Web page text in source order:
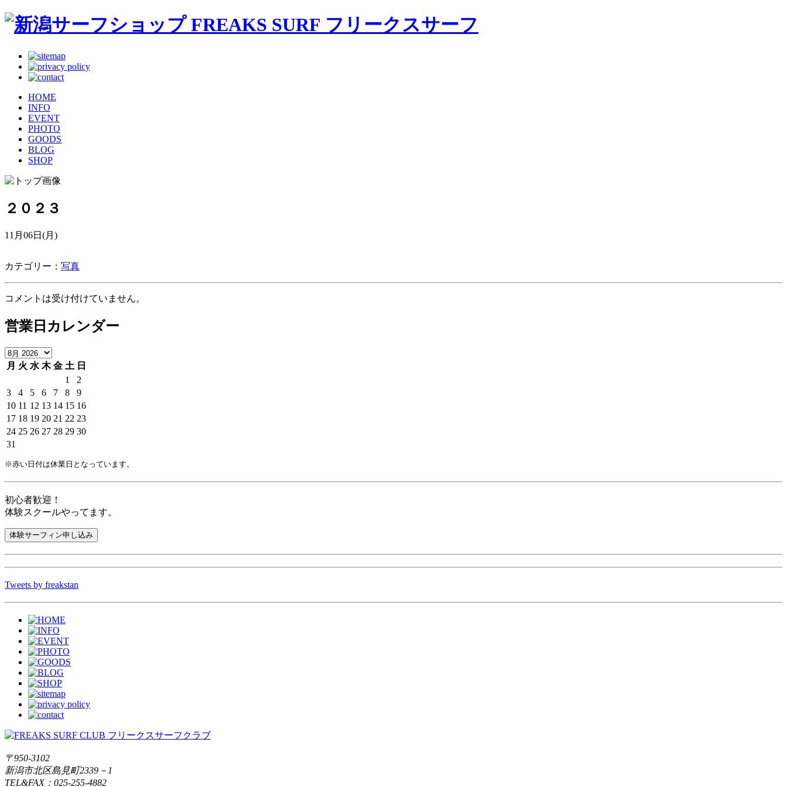
HOME
INFO
EVENT
PHOTO
GOODS
BLOG
SHOP
２０２３
11月06日(月)
カテゴリー： 写真
コメントは受け付けていません。
営業日カレンダー
月 火 水 木 金 土 日
1
2
3
4 5 6 7 8
9
10 11 12 13 14 15 16
17 18 19 20 21 22 23
24 25 26 27 28 29 30
31
※赤い日付は休業日となっています。
初心者歓迎！
体験スクールやってます。
Tweets by freakstan
〒950-3102
新潟市北区島見町2339－1
TEL&FAX：025-255-4882